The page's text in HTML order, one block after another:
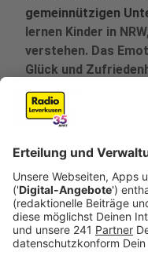
gemeinnützigen
lernen Kinder in
verstehen. Das
Glück und
Veröffentlicht:
Viele Erwachsene
umzugehen, doch für
Herausforderung. In
Gefühle meist kein